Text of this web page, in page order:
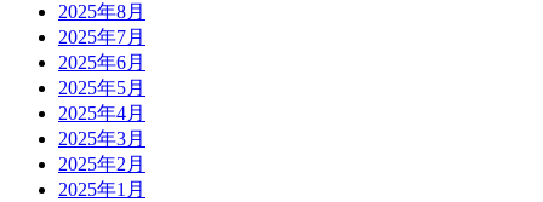
2025年8月
2025年7月
2025年6月
2025年5月
2025年4月
2025年3月
2025年2月
2025年1月